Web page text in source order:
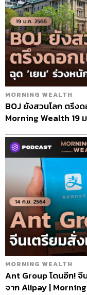
MORNING WEALTH
BOJ ยังสวนโลก ตรึง
Morning Wealth 19
MORNING WEALTH
Ant Group โดนอีก!
จาก Alipay |